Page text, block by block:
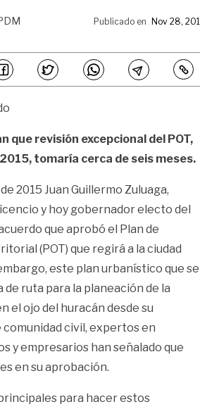
Publicado en Nov 28,
que revisión excepcional del POT,
tomaría cerca de seis meses.
2015 Juan Guillermo Zuluaga,
y hoy gobernador electo del
que aprobó el Plan de
(POT) que regirá a la ciudad
este plan urbanístico que se
ruta para la planeación de la
el ojo del huracán desde su
comunidad civil, expertos en
y empresarios han señalado que
en su aprobación.
para hacer estos